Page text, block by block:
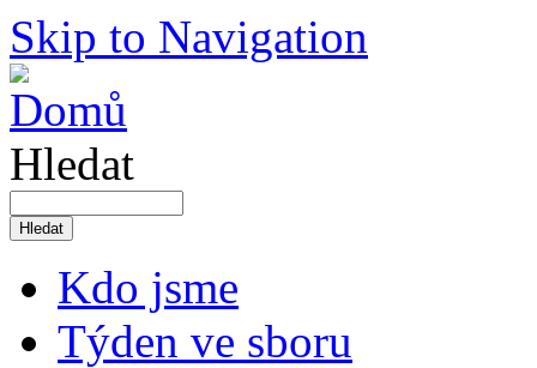
Skip to Navigation
Hledat
Kdo jsme
Týden ve sboru